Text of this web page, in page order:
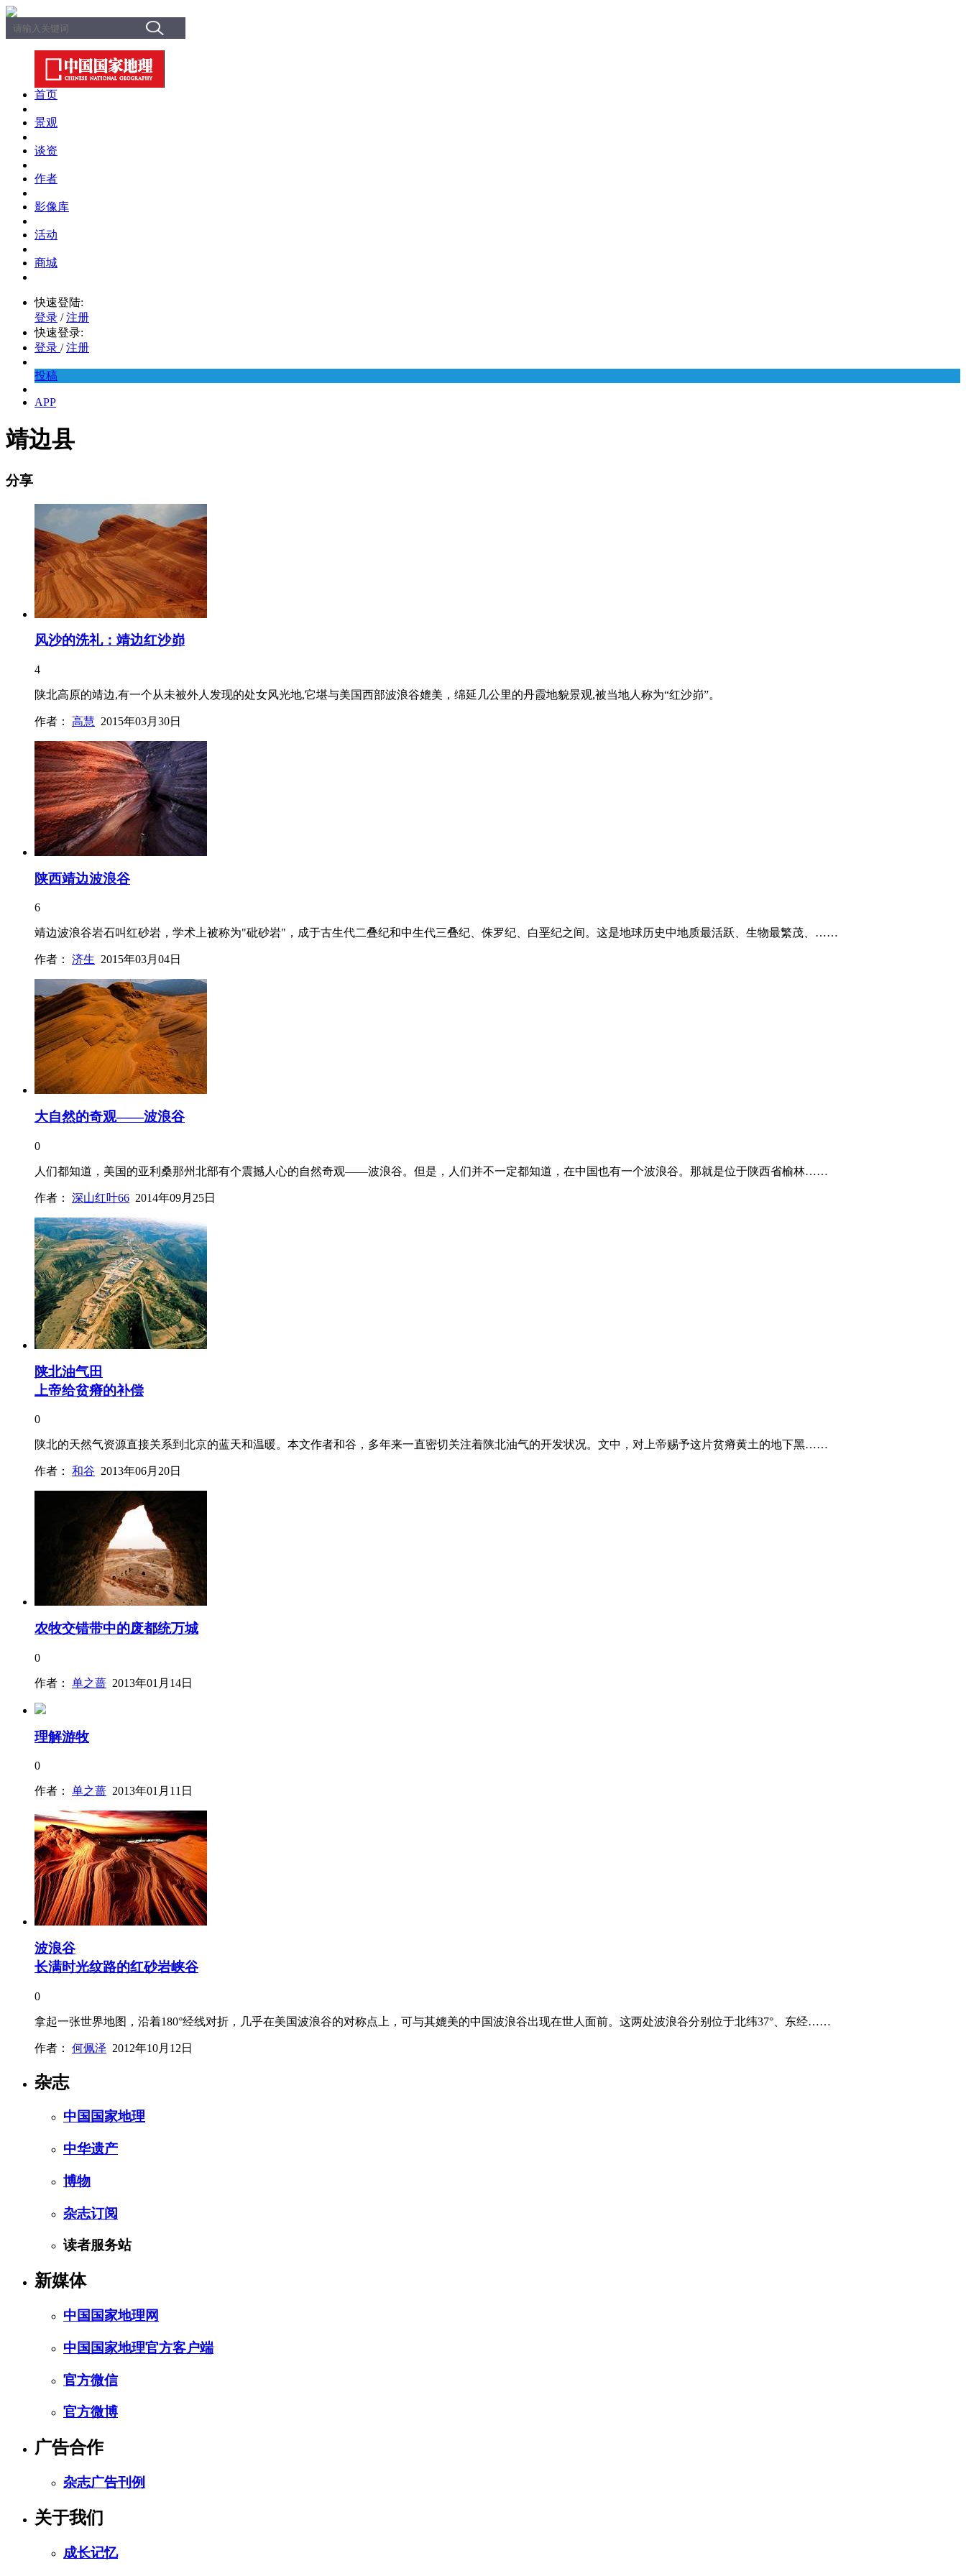
首页
景观
谈资
作者
影像库
活动
商城
快速登陆:
登录 / 注册
快速登录:
登录 / 注册
投稿
APP
靖边县
分享
风沙的洗礼：靖边红沙峁
4
陕北高原的靖边,有一个从未被外人发现的处女风光地,它堪与美国西部波浪谷媲美，绵延几公里的丹霞地貌景观,被当地人称为“红沙峁”。
作者： 高慧 2015年03月30日
陕西靖边波浪谷
6
靖边波浪谷岩石叫红砂岩，学术上被称为"砒砂岩"，成于古生代二叠纪和中生代三叠纪、侏罗纪、白垩纪之间。这是地球历史中地质最活跃、生物最繁茂、……
作者： 济生 2015年03月04日
大自然的奇观——波浪谷
0
人们都知道，美国的亚利桑那州北部有个震撼人心的自然奇观——波浪谷。但是，人们并不一定都知道，在中国也有一个波浪谷。那就是位于陕西省榆林……
作者： 深山红叶66 2014年09月25日
陕北油气田
上帝给贫瘠的补偿
0
陕北的天然气资源直接关系到北京的蓝天和温暖。本文作者和谷，多年来一直密切关注着陕北油气的开发状况。文中，对上帝赐予这片贫瘠黄土的地下黑……
作者： 和谷 2013年06月20日
农牧交错带中的废都统万城
0
作者： 单之蔷 2013年01月14日
理解游牧
0
作者： 单之蔷 2013年01月11日
波浪谷
长满时光纹路的红砂岩峡谷
0
拿起一张世界地图，沿着180°经线对折，几乎在美国波浪谷的对称点上，可与其媲美的中国波浪谷出现在世人面前。这两处波浪谷分别位于北纬37°、东经……
作者： 何佩泽 2012年10月12日
杂志
中国国家地理
中华遗产
博物
杂志订阅
读者服务站
新媒体
中国国家地理网
中国国家地理官方客户端
官方微信
官方微博
广告合作
杂志广告刊例
关于我们
成长记忆